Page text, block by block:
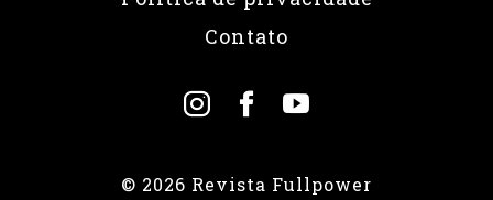
Contato
© 2026 Revista Fullpower